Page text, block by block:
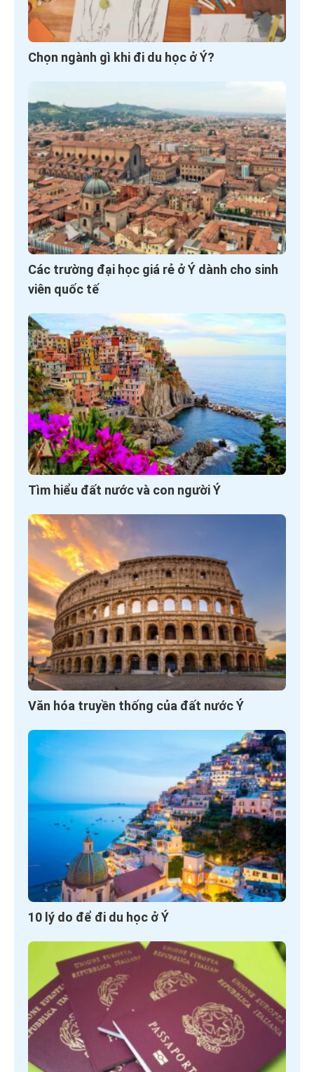
Chọn ngành gì khi đi du học ở Ý?
Các trường đại học giá rẻ ở Ý dành cho sinh
viên quốc tế
Tìm hiểu đất nước và con người Ý
Văn hóa truyền thống của đất nước Ý
10 lý do để đi du học ở Ý